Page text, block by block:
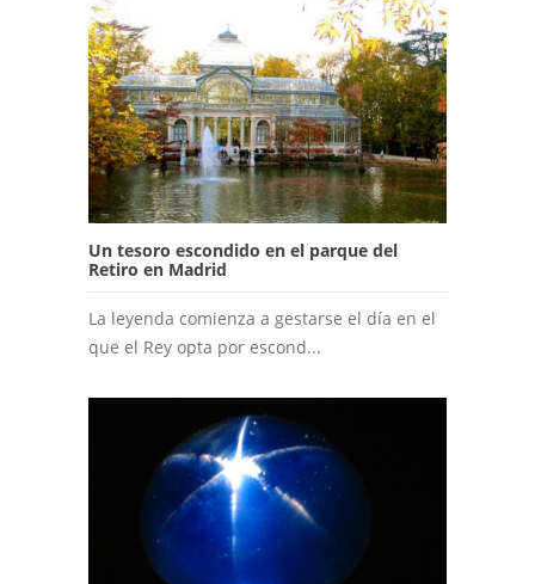
Un tesoro escondido en el parque del
Retiro en Madrid
La leyenda comienza a gestarse el día en el
que el Rey opta por escond...